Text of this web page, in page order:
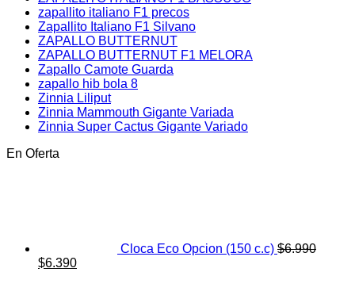
zapallito italiano F1 precos
Zapallito Italiano F1 Silvano
ZAPALLO BUTTERNUT
ZAPALLO BUTTERNUT F1 MELORA
Zapallo Camote Guarda
zapallo hib bola 8
Zinnia Liliput
Zinnia Mammouth Gigante Variada
Zinnia Super Cactus Gigante Variado
En Oferta
Cloca Eco Opcion (150 c.c) $6.990
El
$6.390El